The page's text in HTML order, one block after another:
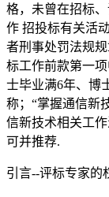
格，未曾在招标
作 招投标有关活
者刑事处罚法规
标工作前款第一
士毕业满6年、博
称；“掌握通信新
信新技术相关工
可并推荐.
引言--评标专家的